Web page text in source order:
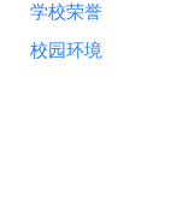
学校荣誉
校园环境